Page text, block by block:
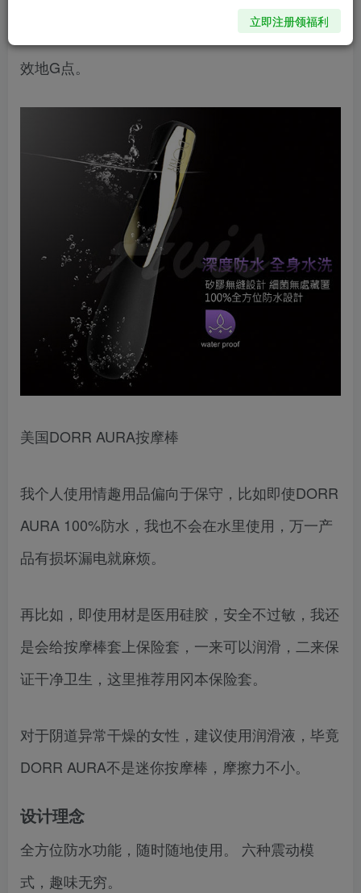
端的1/3处有一个特别的凸起设计，在抽插时能有
效地G点。
美国DORR AURA按摩棒
我个人使用情趣用品偏向于保守，比如即使DORR
AURA 100%防水，我也不会在水里使用，万一产
品有损坏漏电就麻烦。
再比如，即使用材是医用硅胶，安全不过敏，我还
是会给按摩棒套上保险套，一来可以润滑，二来保
证干净卫生，这里推荐用冈本保险套。
对于阴道异常干燥的女性，建议使用润滑液，毕竟
DORR AURA不是迷你按摩棒，摩擦力不小。
设计理念
全方位防水功能，随时随地使用。 六种震动模
式，趣味无穷。
立即注册领福利